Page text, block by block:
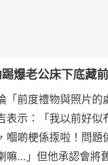
爆老公床下底藏
「前度禮物與照片的
表示：「我以前好似
嗰啲梗係揼啦！問題
嘛…」但他承認會將